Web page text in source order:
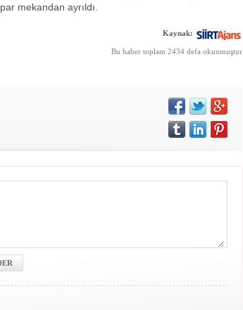
mekandan ayrıldı.
Kaynak:
Bu haber toplam 2434 defa okunmuştur